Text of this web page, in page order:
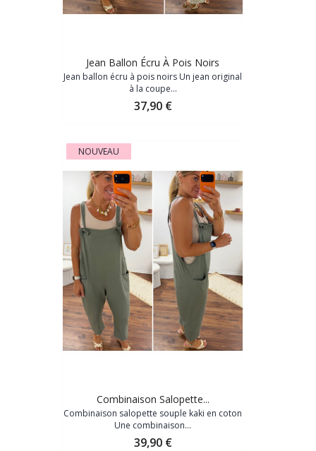
Jean Ballon Écru À Pois Noirs
Jean ballon écru à pois noirs Un jean original
à la coupe...
Prix
37,90 €
Combinaison Salopette...
Combinaison salopette souple kaki en coton
Une combinaison...
Prix
39,90 €
NOUVEAU